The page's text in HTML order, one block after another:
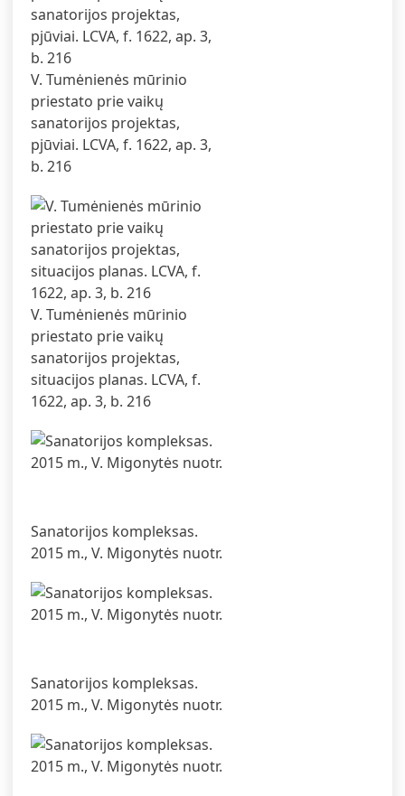
V. Tumėnienės mūrinio
priestato prie vaikų
sanatorijos projektas,
pjūviai. LCVA, f. 1622, ap. 3,
b. 216
V. Tumėnienės mūrinio
priestato prie vaikų
sanatorijos projektas,
situacijos planas. LCVA, f.
1622, ap. 3, b. 216
Sanatorijos kompleksas.
2015 m., V. Migonytės nuotr.
Sanatorijos kompleksas.
2015 m., V. Migonytės nuotr.